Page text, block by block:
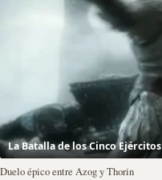
La Batalla de los Cinco Ejércitos
Duelo épico entre Azog y Thorin